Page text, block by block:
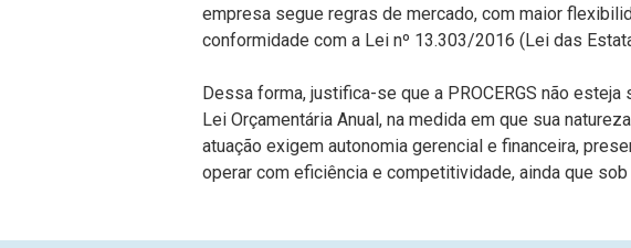
empresa segue regras de mercado, com maior
conformidade com a Lei nº 13.303/2016 (Lei das
Dessa forma, justifica-se que a PROCERGS não
Lei Orçamentária Anual, na medida em que sua
atuação exigem autonomia gerencial e financeira,
operar com eficiência e competitividade, ainda que